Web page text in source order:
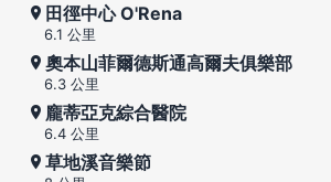
田徑中心 O'Rena
6.1 公里
奧本山菲爾德斯通高爾夫俱樂部
6.3 公里
龐蒂亞克綜合醫院
6.4 公里
草地溪音樂節